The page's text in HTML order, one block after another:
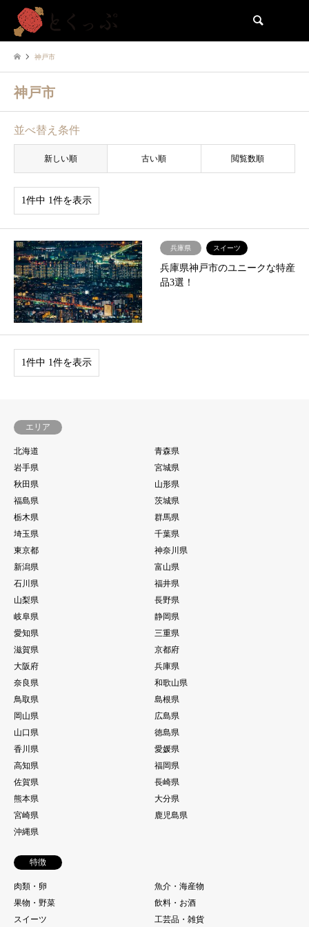
神戸市
神戸市
並べ替え条件
新しい順 古い順 閲覧数順
1件中 1件を表示
兵庫県 スイーツ
兵庫県神戸市のユニークな特産
品3選！
1件中 1件を表示
エリア
北海道
青森県
岩手県
宮城県
秋田県
山形県
福島県
茨城県
栃木県
群馬県
埼玉県
千葉県
東京都
神奈川県
新潟県
富山県
石川県
福井県
山梨県
長野県
岐阜県
静岡県
愛知県
三重県
滋賀県
京都府
大阪府
兵庫県
奈良県
和歌山県
鳥取県
島根県
岡山県
広島県
山口県
徳島県
香川県
愛媛県
高知県
福岡県
佐賀県
長崎県
熊本県
大分県
宮崎県
鹿児島県
沖縄県
特徴
肉類・卵
魚介・海産物
果物・野菜
飲料・お酒
スイーツ
工芸品・雑貨